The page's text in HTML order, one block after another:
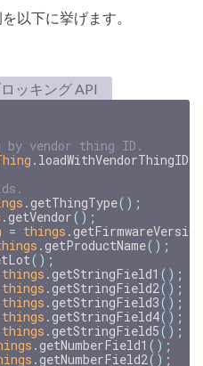
以下に挙げます。
ロッキング API
vendor thing ID.
. loadWithVendorThingID
. getThingType();
. getVendor();
= things . getFirmwareVersion
. getProductName();
();
things . getStringField1 ();
things . getStringField2();
things . getStringField3();
things . getStringField4();
things . getStringField5();
. getNumberField1 ();
. getNumberField2();